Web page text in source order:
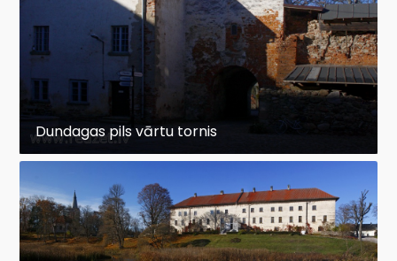
Dundagas pils vārtu tornis